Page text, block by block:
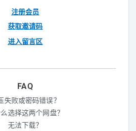
注册会员
获取邀请码
进入留言区
FAQ
失败或密码错误？
选择这两个网盘？
无法下载？